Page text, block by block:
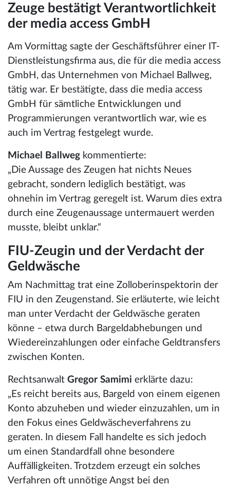
Zeuge bestätigt Verantwortlichkeit
der media access GmbH
Am Vormittag sagte der Geschäftsführer einer IT-
Dienstleistungsfirma aus, die für die media access
GmbH, das Unternehmen von Michael Ballweg,
tätig war. Er bestätigte, dass die media access
GmbH für sämtliche Entwicklungen und
Programmierungen verantwortlich war, wie es
auch im Vertrag festgelegt wurde.
Michael Ballweg kommentierte:
„Die Aussage des Zeugen hat nichts Neues
gebracht, sondern lediglich bestätigt, was
ohnehin im Vertrag geregelt ist. Warum dies extra
durch eine Zeugenaussage untermauert werden
musste, bleibt unklar.“
FIU-Zeugin und der Verdacht der
Geldwäsche
Am Nachmittag trat eine Zolloberinspektorin der
FIU in den Zeugenstand. Sie erläuterte, wie leicht
man unter Verdacht der Geldwäsche geraten
könne – etwa durch Bargeldabhebungen und
Wiedereinzahlungen oder einfache Geldtransfers
zwischen Konten.
Rechtsanwalt Gregor Samimi erklärte dazu:
„Es reicht bereits aus, Bargeld von einem eigenen
Konto abzuheben und wieder einzuzahlen, um in
den Fokus eines Geldwäscheverfahrens zu
geraten. In diesem Fall handelte es sich jedoch
um einen Standardfall ohne besondere
Auffälligkeiten. Trotzdem erzeugt ein solches
Verfahren oft unnötige Angst bei den